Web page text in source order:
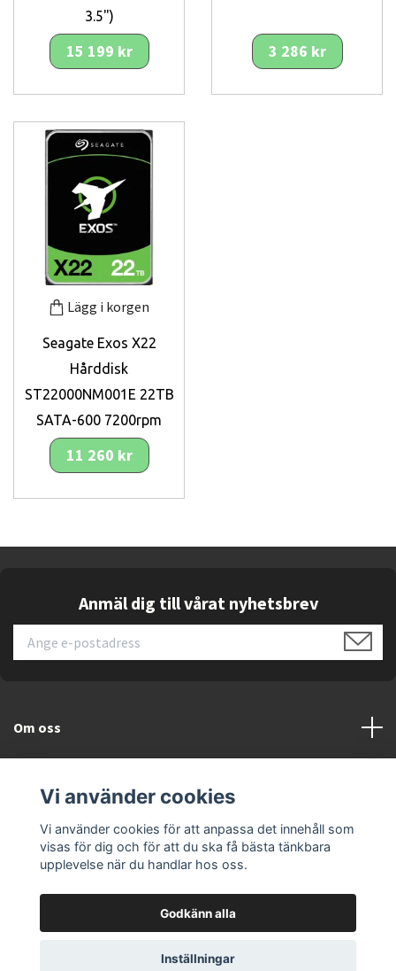
3.5")
15 199 kr 3 286 kr
Lägg i korgen
Seagate Exos X22
Hårddisk
ST22000NM001E 22TB
SATA-600 7200rpm
11 260 kr
Anmäl dig till vårat nyhetsbrev
Om oss
Läs mer
© 2026 ELEKTRONIKSPECIALISTEN.SE
Vi använder cookies
Vi använder cookies för att anpassa det innehåll som
visas för dig och för att du ska få bästa tänkbara
upplevelse när du handlar hos oss.
Godkänn alla
Inställningar